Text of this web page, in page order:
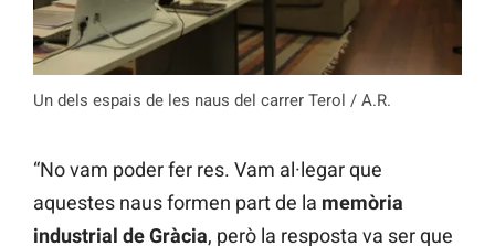
Un dels espais de les naus del carrer Terol / A.R.
“No vam poder fer res. Vam al·legar que
aquestes naus formen part de la memòria
industrial de Gràcia, però la resposta va ser que